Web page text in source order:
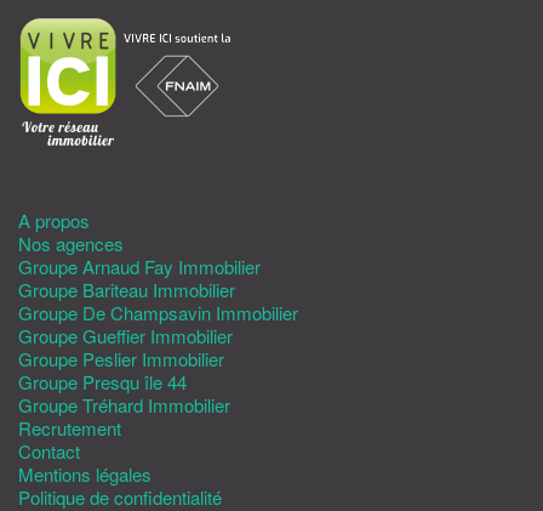
A propos
Nos agences
Groupe Arnaud Fay Immobilier
Groupe Bariteau Immobilier
Groupe De Champsavin Immobilier
Groupe Gueffier Immobilier
Groupe Peslier Immobilier
Groupe Presqu île 44
Groupe Tréhard Immobilier
Recrutement
Contact
Mentions légales
Politique de confidentialité